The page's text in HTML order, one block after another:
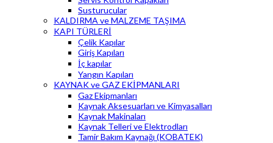
Susturucular
KALDIRMA ve MALZEME TAŞIMA
KAPI TÜRLERİ
Çelik Kapılar
Giriş Kapıları
İç kapılar
Yangın Kapıları
KAYNAK ve GAZ EKİPMANLARI
Gaz Ekipmanları
Kaynak Aksesuarları ve Kimyasalları
Kaynak Makinaları
Kaynak Telleri ve Elektrodları
Tamir Bakım Kaynağı (KOBATEK)